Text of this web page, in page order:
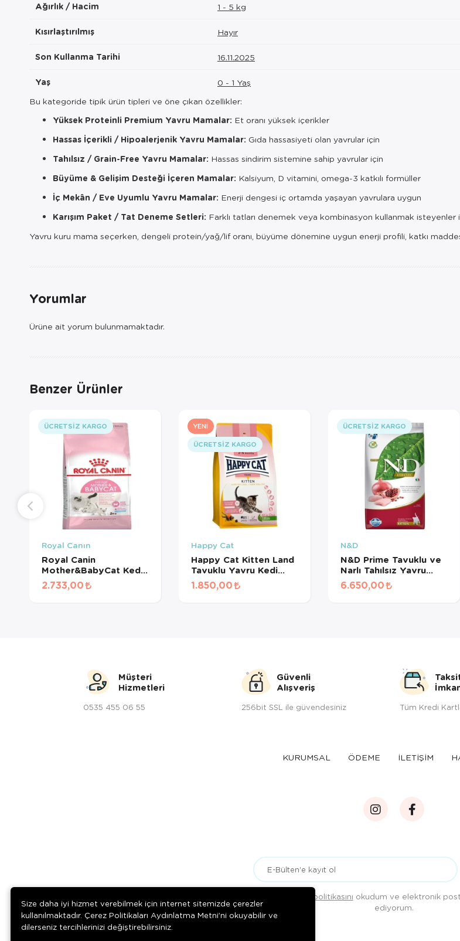
Ağırlık / Hacim 1 - 5 kg
Kısırlaştırılmış Hayır
Son Kullanma Tarihi 16.11.2025
Yaş
0 - 1 Yaş
Bu kategoride tipik ürün tipleri ve öne çıkan özellikler:
Yüksek Proteinli Premium Yavru Mamalar: Et oranı yüksek içerikler
Hassas İçerikli / Hipoalerjenik Yavru Mamalar: Gıda hassasiyeti olan yavrular için
Tahılsız / Grain-Free Yavru Mamalar: Hassas sindirim sistemine sahip yavrular için
Büyüme & Gelişim Desteği İçeren Mamalar: Kalsiyum, D vitamini, omega-3 katkılı formüller
İç Mekân / Eve Uyumlu Yavru Mamalar: Enerji dengesi iç ortamda yaşayan yavrulara uygun
Karışım Paket / Tat Deneme Setleri: Farklı tatları denemek veya kombinasyon kullanmak isteyenler
Yavru kuru mama seçerken, dengeli protein/yağ/lif oranı, büyüme dönemine uygun enerji profili, katkı
Yorumlar
Ürüne ait yorum bulunmamaktadır.
Benzer Ürünler
ÜCRETSIZ KARGO
Royal Canın
Royal Canin
Mother&BabyCat Kedi
Maması 4 Kg
2.733,00
YENI
ÜCRETSIZ KARGO
Happy Cat
Happy Cat Kitten Land
Tavuklu Yavru Kedi
Maması 4kg
1.850,00
ÜCRETSIZ KARGO
N&D
N&D Prime Tavuklu ve
Narlı Tahılsız Yavru
Kedi Maması 10 Kg
6.650,00
Müşteri
Hizmetleri
0535 455 06 55
Güvenli
Alışveriş
256bit SSL ile güvendesiniz Tüm Kredi
KURUMSAL ÖDEME İLETİŞİM
Gizlilik politikasını okudum ve elektronik
ediyorum.
Size daha iyi hizmet verebilmek için internet sitemizde çerezler
kullanılmaktadır. Çerez Politikaları Aydınlatma Metni’ni okuyabilir ve
dilerseniz tercihlerinizi değiştirebilirsiniz.